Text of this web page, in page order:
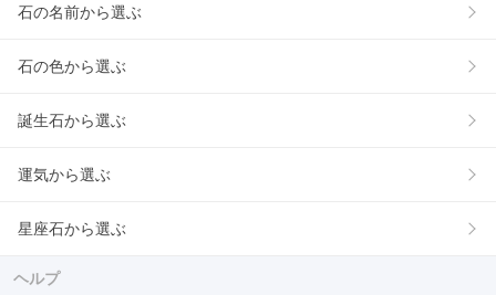
石の名前から選ぶ
石の色から選ぶ
誕生石から選ぶ
運気から選ぶ
星座石から選ぶ
ヘルプ